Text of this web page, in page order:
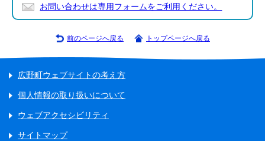
お問い合わせは専用フォームをご利用ください。
前のページへ戻る トップページへ戻る
広野町ウェブサイトの考え方
個人情報の取り扱いについて
ウェブアクセシビリティ
サイトマップ